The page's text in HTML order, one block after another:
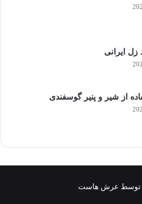
زل ایرانی
از شیر و پنیر گوسفندی
توسط عرش هاست